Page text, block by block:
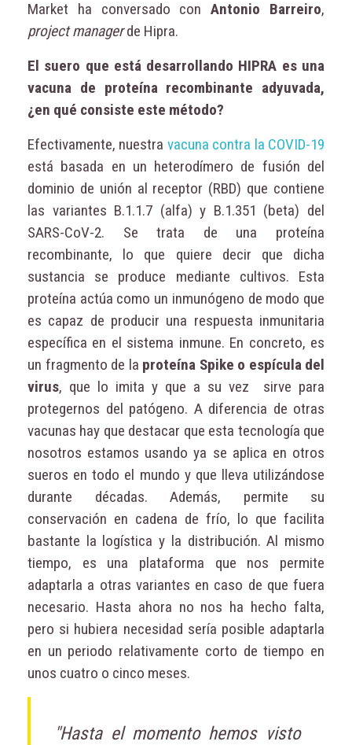
Market ha conversado con Antonio Barreiro,
project managerde Hipra.
El suero que está desarrollando HIPRA es una
vacuna de proteína recombinante adyuvada,
¿en qué consiste este método?
Efectivamente, nuestra vacuna contra la COVID-19
está basada en un heterodímero de fusión del
dominio de unión al receptor (RBD) que contiene
las variantes B.1.1.7 (alfa) y B.1.351 (beta) del
SARS-CoV-2. Se trata de una proteína
recombinante, lo que quiere decir que dicha
sustancia se produce mediante cultivos. Esta
proteína actúa como un inmunógeno de modo que
es capaz de producir una respuesta inmunitaria
específica en el sistema inmune. En concreto, es
un fragmento de la proteína Spike o espícula del
virus, que lo imita y que a su vez sirve para
protegernos del patógeno. A diferencia de otras
vacunas hay que destacar que esta tecnología que
nosotros estamos usando ya se aplica en otros
sueros en todo el mundo y que lleva utilizándose
durante décadas. Además, permite su
conservación en cadena de frío, lo que facilita
bastante la logística y la distribución. Al mismo
tiempo, es una plataforma que nos permite
adaptarla a otras variantes en caso de que fuera
necesario. Hasta ahora no nos ha hecho falta,
pero si hubiera necesidad sería posible adaptarla
en un periodo relativamente corto de tiempo en
unos cuatro o cinco meses.
"Hasta el momento hemos visto